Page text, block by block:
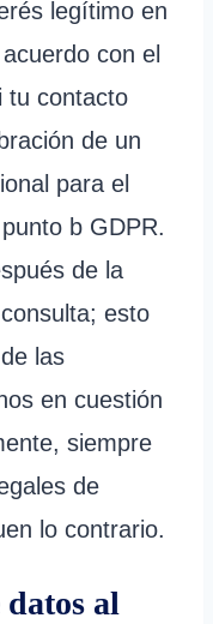
legítimo en
con el
tu contacto
de un
para el
b GDPR.
de la
esto
las
en cuestión
siempre
de
lo contrario.
datos al